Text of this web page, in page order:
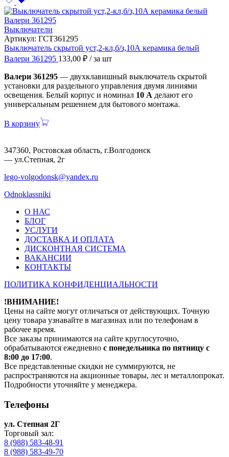
Выключатели
Артикул: ГСТ361295
Выключатель скрытой уст,2-кл,б/з,10А керамика белый
Валери 361295 133,00 ₽ / за шт
Валери 361295 — двухклавишный выключатель скрытой
установки для раздельного управления двумя линиями
освещения. Белый корпус и номинал 10 А делают его
универсальным решением для бытового монтажа.
В корзину
347360, Ростовская область, г.Волгодонск
— ул.Степная, 2г
lego-volgodonsk@yandex.ru
Odnoklassniki
О НАС
БЛОГ
УСЛУГИ
ДОСТАВКА И ОПЛАТА
ДИСКОНТНАЯ СИСТЕМА
ВАКАНСИИ
КОНТАКТЫ
ПОЛИТИКА КОНФИДЕНЦИАЛЬНОСТИ
!ВНИМАНИЕ!
Цены на сайте могут отличаться от действующих. Точную
цену товара узнавайте в магазинах или по телефонам в
рабочее время.
Все заказы принимаются на сайте круглосуточно,
обрабатываются ежедневно с понедельника по пятницу с
8:00 до 17:00.
Все представленные скидки не суммируются, не
распространяются на акционные товары, лес и металлопрокат.
Подробности уточняйте у менеджера.
Телефоны
ул. Степная 2Г
Торговый зал:
8 (988) 583-48-91
8 (988) 583-49-70